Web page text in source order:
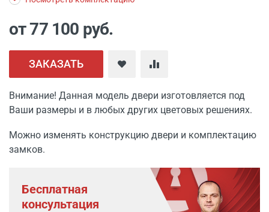
от 77 100 руб.
ЗАКАЗАТЬ
Внимание! Данная модель двери изготовляется под
Ваши размеры и в любых других цветовых решениях.
Можно изменять конструкцию двери и комплектацию
замков.
Бесплатная
консультация